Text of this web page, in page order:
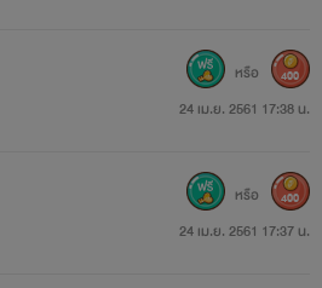
24 เม.ย. 2561 17:38 น.
หรือ 400
24 เม.ย. 2561 17:37 น.
หรือ 400